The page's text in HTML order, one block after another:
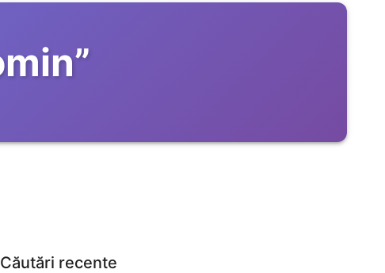
”
Căutări recente